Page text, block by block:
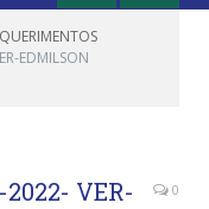
EDMILSON
2022- VER-
0